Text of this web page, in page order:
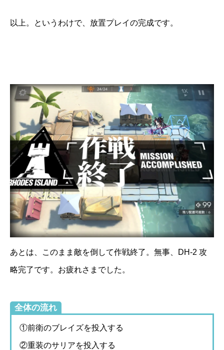
以上。というわけで、放置プレイの完成です。
あとは、このまま敵を倒して作戦終了。無事、DH-2 攻
略完了です。お疲れさまでした。
全体の流れ
①前衛のブレイズを投入する
②重装のサリアを投入する